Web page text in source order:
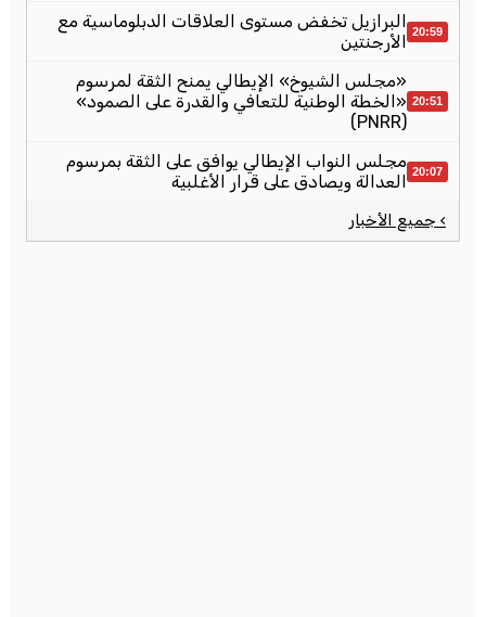
20:59 البرازيل تخفض مستوى العلاقات الدبلوماسية مع
الأرجنتين
20:51
«مجلس الشيوخ» الإيطالي يمنح الثقة لمرسوم
«الخطة الوطنية للتعافي والقدرة على الصمود»
(PNRR)
20:07 مجلس النواب الإيطالي يوافق على الثقة بمرسوم
العدالة ويصادق على قرار الأغلبية
› جميع الأخبار